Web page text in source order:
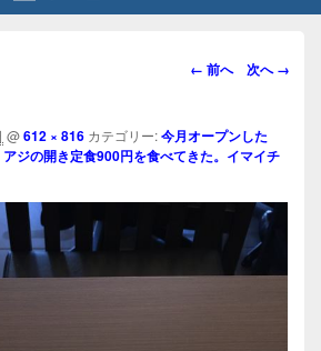
画
ビ
ゲ
シ
ョ
← 前へ 次へ →
@612 × 816 カテゴリー:今月オープンした
アジの開き定食900円を食べてきた。イマイチ